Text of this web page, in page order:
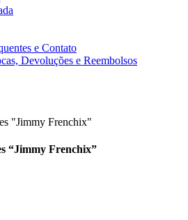
e Contato
Devoluções e Reembolsos
“Jimmy Frenchix”